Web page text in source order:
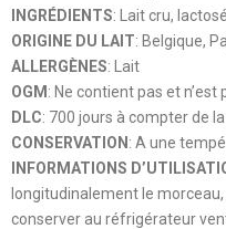
INGRÉDIENTS: Lait cru,
ORIGINE DU LAIT: Belgique,
ALLERGÈNES: Lait
OGM : Ne contient pas et n’est
DLC: 700 jours à compter de
CONSERVATION : A une
INFORMATIONS
longitudinalement le
conserver au réfrigérateur